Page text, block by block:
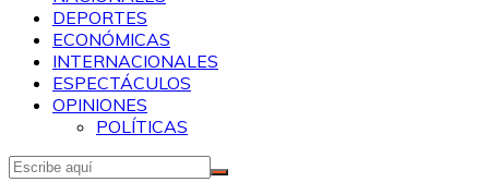
DEPORTES
ECONÓMICAS
INTERNACIONALES
ESPECTÁCULOS
OPINIONES
POLÍTICAS